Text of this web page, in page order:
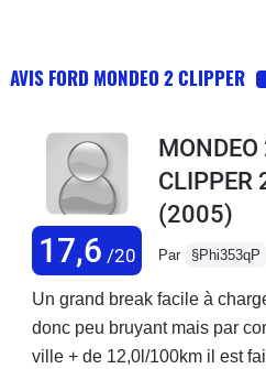
AVIS FORD MONDEO 2 CLIPPER
17,6 /20
MONDEO
CLIPPER
(2005)
Par §Phi353qP
Un grand break facile à
donc peu bruyant mais par
ville + de 12,0l/100km il est